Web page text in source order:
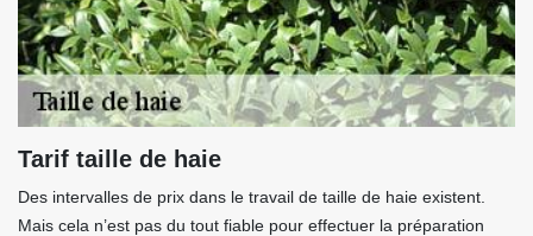
Tarif taille de haie
Des intervalles de prix dans le travail de taille de haie existent.
Mais cela n’est pas du tout fiable pour effectuer la préparation